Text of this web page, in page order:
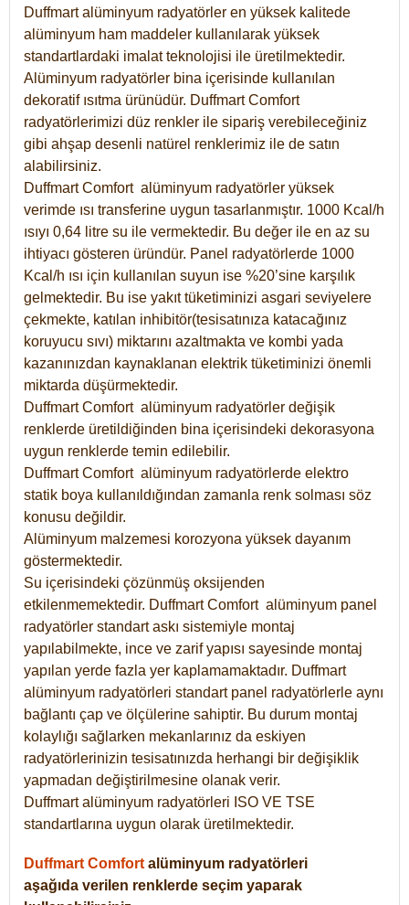
Duffmart alüminyum radyatörler en yüksek kalitede
alüminyum ham maddeler kullanılarak yüksek
standartlardaki imalat teknolojisi ile üretilmektedir.
Alüminyum radyatörler bina içerisinde kullanılan
dekoratif ısıtma ürünüdür. Duffmart Comfort
radyatörlerimizi düz renkler ile sipariş verebileceğiniz
gibi ahşap desenli natürel renklerimiz ile de satın
alabilirsiniz.
Duffmart Comfort alüminyum radyatörler yüksek
verimde ısı transferine uygun tasarlanmıştır. 1000 Kcal/h
ısıyı 0,64 litre su ile vermektedir. Bu değer ile en az su
ihtiyacı gösteren üründür. Panel radyatörlerde 1000
Kcal/h ısı için kullanılan suyun ise %20’sine karşılık
gelmektedir. Bu ise yakıt tüketiminizi asgari seviyelere
çekmekte, katılan inhibitör(tesisatınıza katacağınız
koruyucu sıvı) miktarını azaltmakta ve kombi yada
kazanınızdan kaynaklanan elektrik tüketiminizi önemli
miktarda düşürmektedir.
Duffmart Comfort alüminyum radyatörler değişik
renklerde üretildiğinden bina içerisindeki dekorasyona
uygun renklerde temin edilebilir.
DuffmartComfort alüminyum radyatörlerde elektro
statik boya kullanıldığından zamanla renk solması söz
konusu değildir.
Alüminyum malzemesi korozyona yüksek dayanım
göstermektedir.
Su içerisindeki çözünmüş oksijenden
etkilenmemektedir. DuffmartComfort alüminyum panel
radyatörler standart askı sistemiyle montaj
yapılabilmekte, ince ve zarif yapısı sayesinde montaj
yapılan yerde fazla yer kaplamamaktadır. Duffmart
alüminyum radyatörleri standart panel radyatörlerle aynı
bağlantı çap ve ölçülerine sahiptir. Bu durum montaj
kolaylığı sağlarken mekanlarınız da eskiyen
radyatörlerinizin tesisatınızda herhangi bir değişiklik
yapmadan değiştirilmesine olanak verir.
Duffmart alüminyum radyatörleri ISO VE TSE
standartlarına uygun olarak üretilmektedir.
Duffmart Comfort alüminyum radyatörleri
aşağıda verilen renklerde seçim yaparak